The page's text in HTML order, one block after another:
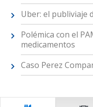
Uber: el publiviaje
Polémica con el
medicamentos
Caso Perez